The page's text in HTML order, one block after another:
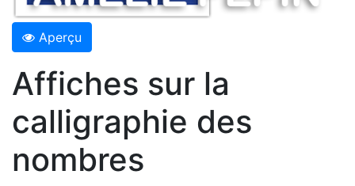
Aperçu
Affiches sur la
calligraphie des
nombres